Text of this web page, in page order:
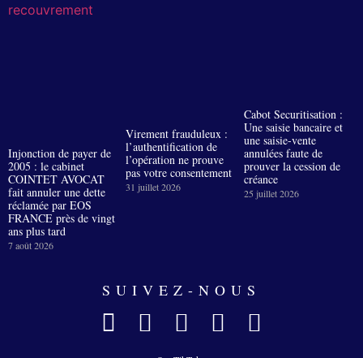
Injonction de payer de
2005 : le cabinet
COINTET AVOCAT
fait annuler une dette
réclamée par EOS
FRANCE près de vingt
ans plus tard
7 août 2026
Virement frauduleux :
l’authentification de
l’opération ne prouve
pas votre consentement
31 juillet 2026
Cabot Securitisation :
Une saisie bancaire et
une saisie-vente
annulées faute de
prouver la cession de
créance
25 juillet 2026
SUIVEZ-NOUS